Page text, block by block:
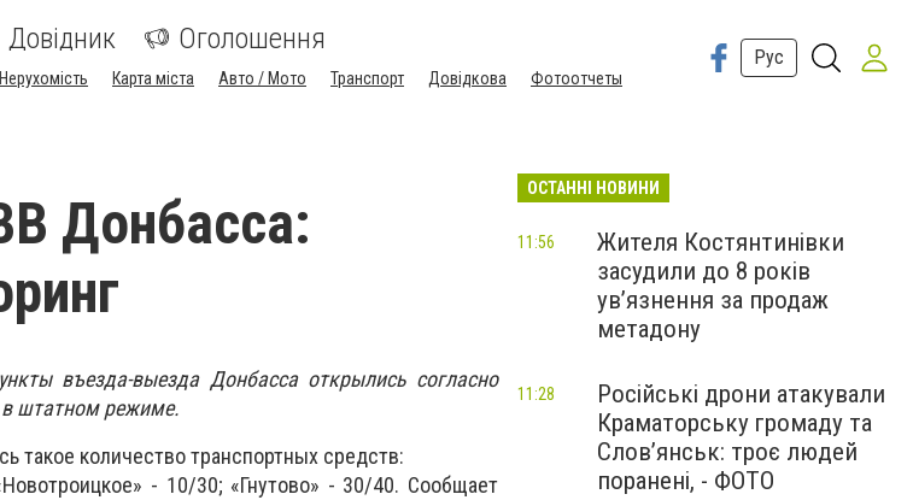
Довідник Оголошення
Нерухомість Карта міста Авто / Мото Транспорт Довідкова Фотоотчеты
Рус
Донбасса:
въезда-выезда Донбасса открылись согласно
штатном режиме.
такое количество транспортных средств:
- 10/30; «Гнутово» - 30/40. Сообщает
ОСТАННІ НОВИНИ
Жителя Костянтинівки
засудили до 8 років
ув’язнення за продаж
метадону
11:56
Російські дрони атакували
Краматорську громаду та
Слов’янськ: троє людей
поранені, - ФОТО
11:28